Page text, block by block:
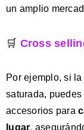
un amplio
🛒 Cross
Por ejemplo, si
saturada,
accesorios para
lugar,